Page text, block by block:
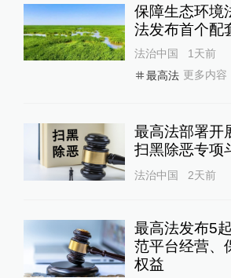
保障生态环境
法发布首个配
法治中国
1天前
最高法 更多内容
最高法部署开
扫黑除恶专项
法治中国 2天前
最高法发布5
范平台经营、
权益